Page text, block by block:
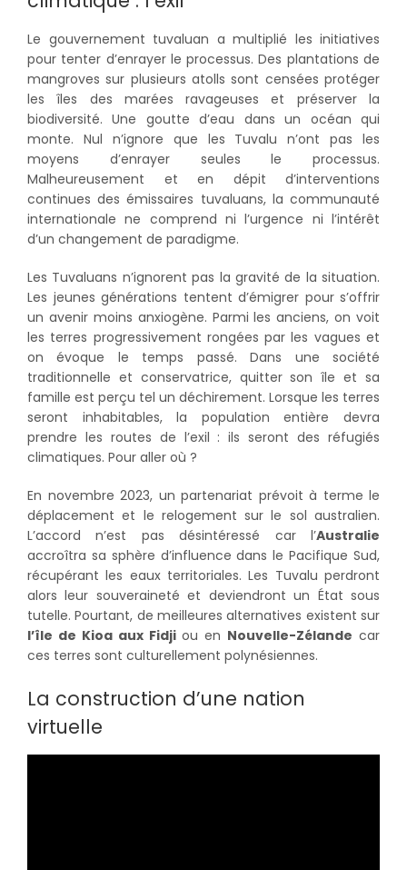
Le gouvernement tuvaluan a multiplié les initiatives
pour tenter d’enrayer le processus. Des plantations de
mangroves sur plusieurs atolls sont censées protéger
les îles des marées ravageuses et préserver la
biodiversité. Une goutte d’eau dans un océan qui
monte. Nul n’ignore que les Tuvalu n’ont pas les
moyens d’enrayer seules le processus.
Malheureusement et en dépit d’interventions
continues des émissaires tuvaluans, la communauté
internationale ne comprend ni l’urgence ni l’intérêt
d’un changement de paradigme.
Les Tuvaluans n’ignorent pas la gravité de la situation.
Les jeunes générations tentent d’émigrer pour s’offrir
un avenir moins anxiogène. Parmi les anciens, on voit
les terres progressivement rongées par les vagues et
on évoque le temps passé. Dans une société
traditionnelle et conservatrice, quitter son île et sa
famille est perçu tel un déchirement. Lorsque les terres
seront inhabitables, la population entière devra
prendre les routes de l’exil : ils seront des réfugiés
climatiques. Pour aller où ?
En novembre 2023, un partenariat prévoit à terme le
déplacement et le relogement sur le sol australien.
L’accord n’est pas désintéressé car l’Australie
accroîtra sa sphère d’influence dans le Pacifique Sud,
récupérant les eaux territoriales. Les Tuvalu perdront
alors leur souveraineté et deviendront un État sous
tutelle. Pourtant, de meilleures alternatives existent sur
l’île de Kioa aux Fidjiou en Nouvelle-Zélande car
ces terres sont culturellement polynésiennes.
La construction d’une nation
virtuelle